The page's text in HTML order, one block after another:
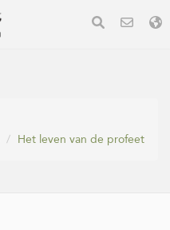
Het leven van de profeet